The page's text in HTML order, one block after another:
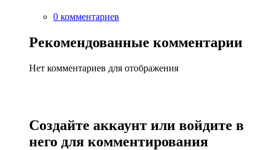
0 комментариев
Рекомендованные комментарии
Нет комментариев для отображения
Создайте аккаунт или войдите в
него для комментирования